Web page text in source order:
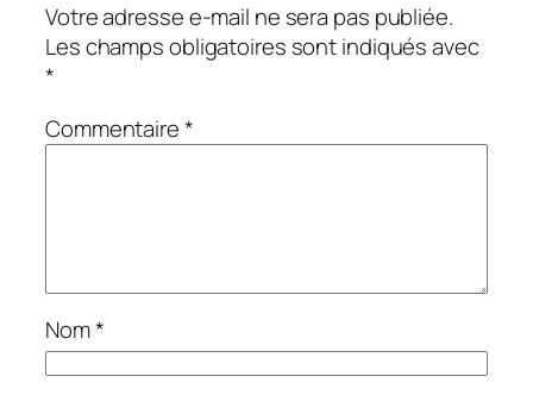
Votre adresse e-mail ne sera pas publiée.
Les champs obligatoires sont indiqués avec
*
Commentaire*
Nom*